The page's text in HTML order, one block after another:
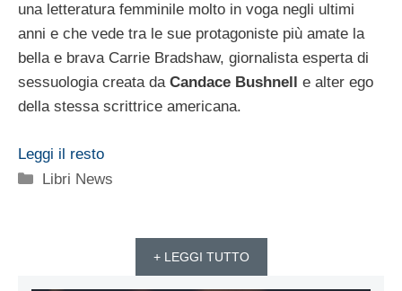
una letteratura femminile molto in voga negli ultimi
anni e che vede tra le sue protagoniste più amate la
bella e brava Carrie Bradshaw, giornalista esperta di
sessuologia creata daCandace Bushnell
e alter ego
della stessa scrittrice americana.
Leggi il resto
Categorie
Libri News
+ LEGGI TUTTO